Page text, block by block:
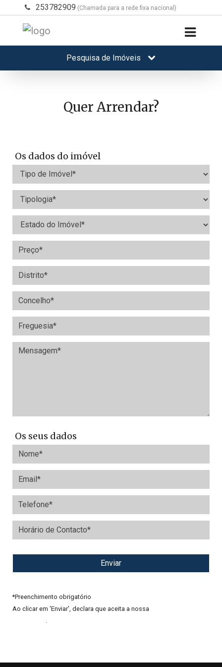
253782909 (Chamada para a rede fixa nacional)
Pesquisa de Imóveis
Quer Arrendar?
Os dados do imóvel
Os seus dados
*Preenchimento obrigatório
Ao clicar em 'Enviar', declara que aceita a nossa